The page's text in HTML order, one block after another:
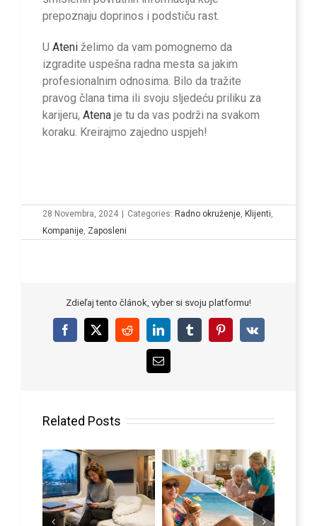
prepoznaju doprinos i podstiču rast.
U Ateni želimo da vam pomognemo da
izgradite uspešna radna mesta sa jakim
profesionalnim odnosima. Bilo da tražite
pravog člana tima ili svoju sljedeću priliku za
karijeru, Atena je tu da vas podrži na svakom
koraku. Kreirajmo zajedno uspjeh!
28 Novembra, 2024 Categories: Radno okruženje, Klijenti,
Kompanije, Zaposleni
Zdieľaj tento článok, vyber si svoju platformu!
Facebook
X RedditLinkedInTumblrPinterest
Vk
Email
Related Posts